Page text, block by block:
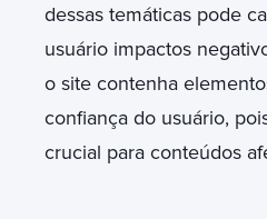
dessas temáticas pode
usuário impactos
o site contenha
confiança do usuário,
crucial para conteúdos